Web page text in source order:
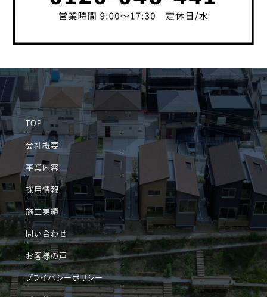
TOP
会社概要
事業内容
採用情報
施工実績
問い合わせ
お客様の声
プライバシーポリシー